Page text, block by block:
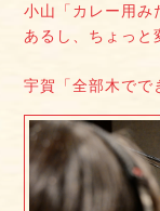
小山「カレー用み
あるし、ちょっと
宇賀「全部木でで